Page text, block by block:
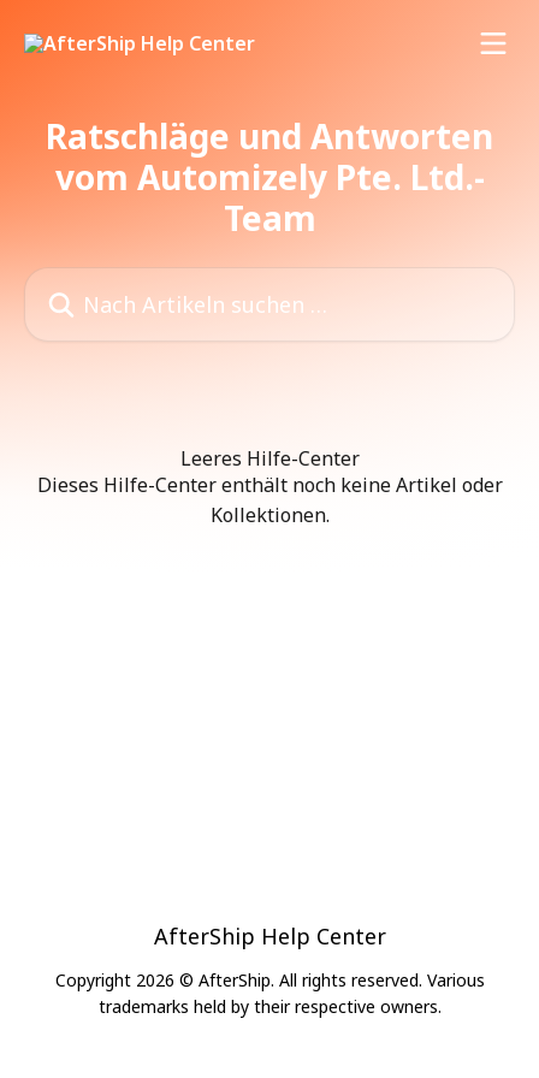
Ratschläge und Antworten
vom Automizely Pte. Ltd.-
Team
Nach Artikeln suchen …
Leeres Hilfe-Center
Dieses Hilfe-Center enthält noch keine Artikel oder
Kollektionen.
AfterShip Help Center
Copyright 2026 © AfterShip. All rights reserved. Various
trademarks held by their respective owners.